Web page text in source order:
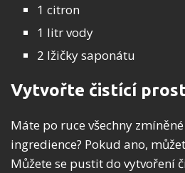
1 citron
1 litr vody
2 lžičky saponátu
Vytvořte čistící
Máte po ruce všechny
ingredience? Pokud ano,
Můžete se pustit do vytvoření